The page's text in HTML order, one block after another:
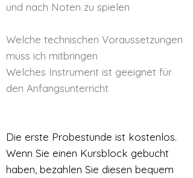
und nach Noten zu spielen
Welche technischen Voraussetzungen
muss ich mitbringen
Welches Instrument ist geeignet für
den Anfangsunterricht
Die erste Probestunde ist kostenlos.
Wenn Sie einen Kursblock gebucht
haben, bezahlen Sie diesen bequem